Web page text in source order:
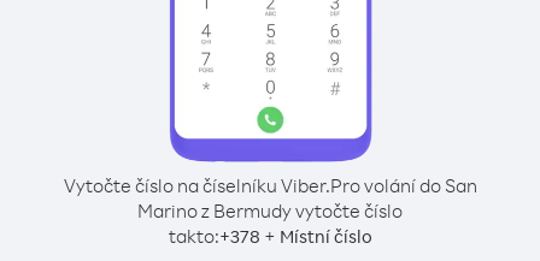
Vytočte číslo na číselníku Viber.Pro volání do San
Marino z Bermudy vytočte číslo
takto:+378 + Místní číslo